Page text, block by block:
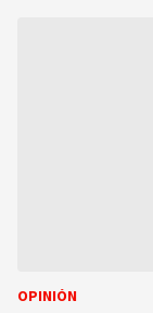
OPINIÓN